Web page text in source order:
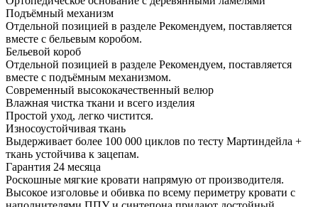
Подъёмный механизм
Отдельной позицией в разделе Рекомендуем, поставляется
вместе с бельевым коробом.
Бельевой короб
Отдельной позицией в разделе Рекомендуем, поставляется
вместе с подъёмным механизмом.
Современный высококачественный велюр
Влажная чистка ткани и всего изделия
Простой уход, легко чистится.
Износоустойчивая ткань
Выдерживает более 100 000 циклов по тесту Мартиндейла +
ткань устойчива к зацепам.
Гарантия 24 месяца
Роскошные мягкие кровати напрямую от производителя.
Высокое изголовье и обивка по всему периметру кровати с